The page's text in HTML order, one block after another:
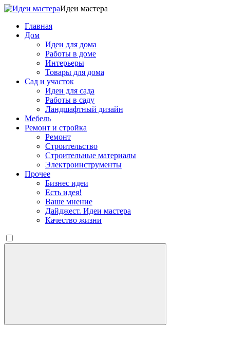
Идеи мастера
Главная
Дом
Идеи для дома
Работы в доме
Интерьеры
Товары для дома
Сад и участок
Идеи для сада
Работы в саду
Ландшафтный дизайн
Мебель
Ремонт и стройка
Ремонт
Строительство
Строительные материалы
Электроинструменты
Прочее
Бизнес идеи
Есть идея!
Ваше мнение
Дайджест. Идеи мастера
Качество жизни